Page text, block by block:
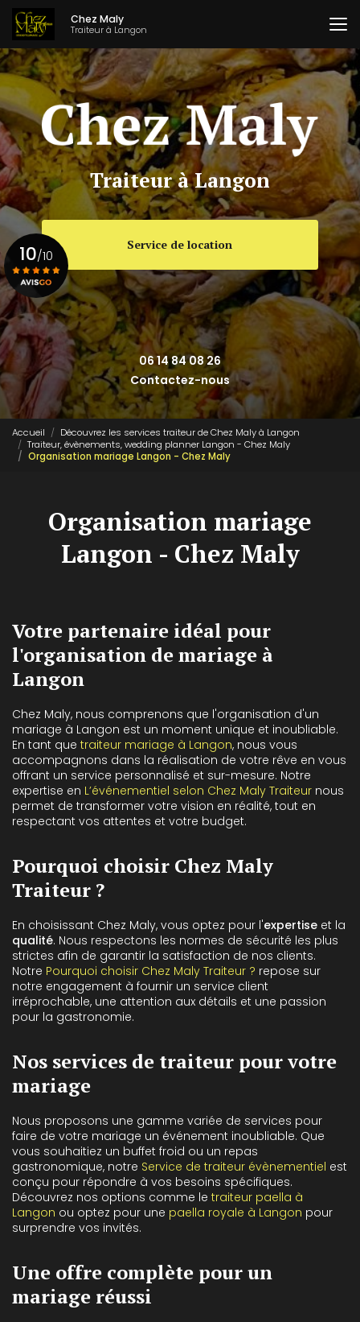
Aller
contenu
principal
Chez Maly
Traiteur à Langon
Traiteur à Langon
Service de location
06 14 84 08 26
Contactez-nous
10/10
Voir le certificat
Accueil
Découvrez les services traiteur de Chez Maly à Langon
Traiteur, évènements, wedding planner Langon - Chez Maly
Organisation mariage Langon - Chez Maly
Organisation mariage
Langon - Chez Maly
Votre partenaire idéal pour
l'organisation de mariage à
Langon
Chez Maly, nous comprenons que l'organisation d'un
mariage à Langon est un moment unique et inoubliable.
En tant que traiteur mariage à Langon, nous vous
accompagnons dans la réalisation de votre rêve en vous
offrant un service personnalisé et sur-mesure. Notre
expertise en L’événementiel selon Chez Maly Traiteur nous
permet de transformer votre vision en réalité, tout en
respectant vos attentes et votre budget.
Pourquoi choisir Chez Maly
Traiteur ?
En choisissant Chez Maly, vous optez pour l'expertise et la
qualité. Nous respectons les normes de sécurité les plus
strictes afin de garantir la satisfaction de nos clients.
Notre Pourquoi choisir Chez Maly Traiteur ? repose sur
notre engagement à fournir un service client
irréprochable, une attention aux détails et une passion
pour la gastronomie.
Nos services de traiteur pour votre
mariage
Nous proposons une gamme variée de services pour
faire de votre mariage un événement inoubliable. Que
vous souhaitiez un buffet froid ou un repas
gastronomique, notre Service de traiteur évènementiel est
conçu pour répondre à vos besoins spécifiques.
Découvrez nos options comme le traiteur paella à
Langon ou optez pour une paella royale à Langon pour
surprendre vos invités.
Une offre complète pour un
mariage réussi